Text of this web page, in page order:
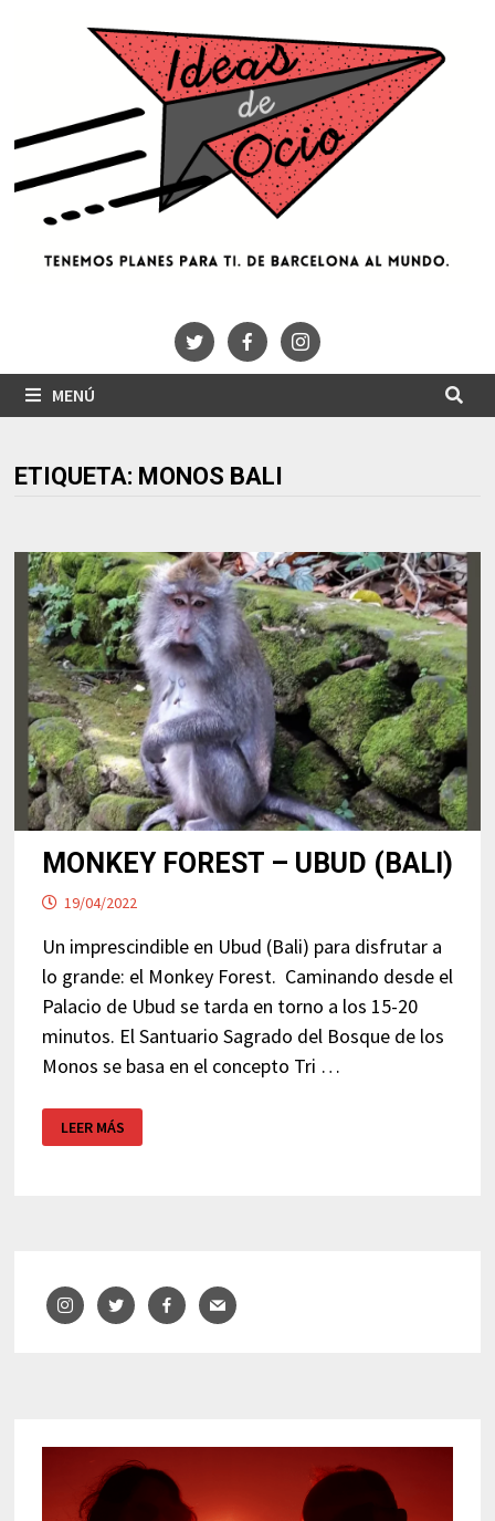
MENÚ
ETIQUETA: MONOS BALI
MONKEY FOREST – UBUD (BALI)
19/04/2022
Un imprescindible en Ubud (Bali) para disfrutar a
lo grande: el Monkey Forest. Caminando desde el
Palacio de Ubud se tarda en torno a los 15-20
minutos. El Santuario Sagrado del Bosque de los
Monos se basa en el concepto Tri …
MONKEY
FOREST
–
LEER MÁS